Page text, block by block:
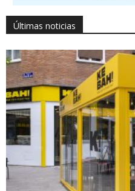
Últimas noticias